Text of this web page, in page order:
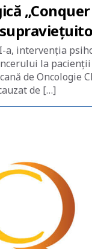
intervenția
la
de Oncologie
de […]